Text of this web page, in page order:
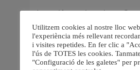
La vicepresidenta primera i consellera
ministra d’Habitatge i Agenda
que aclare si trenca el conveni per a la
438 habitatges en l’antic quarter
València. Camarero ha lamentat el